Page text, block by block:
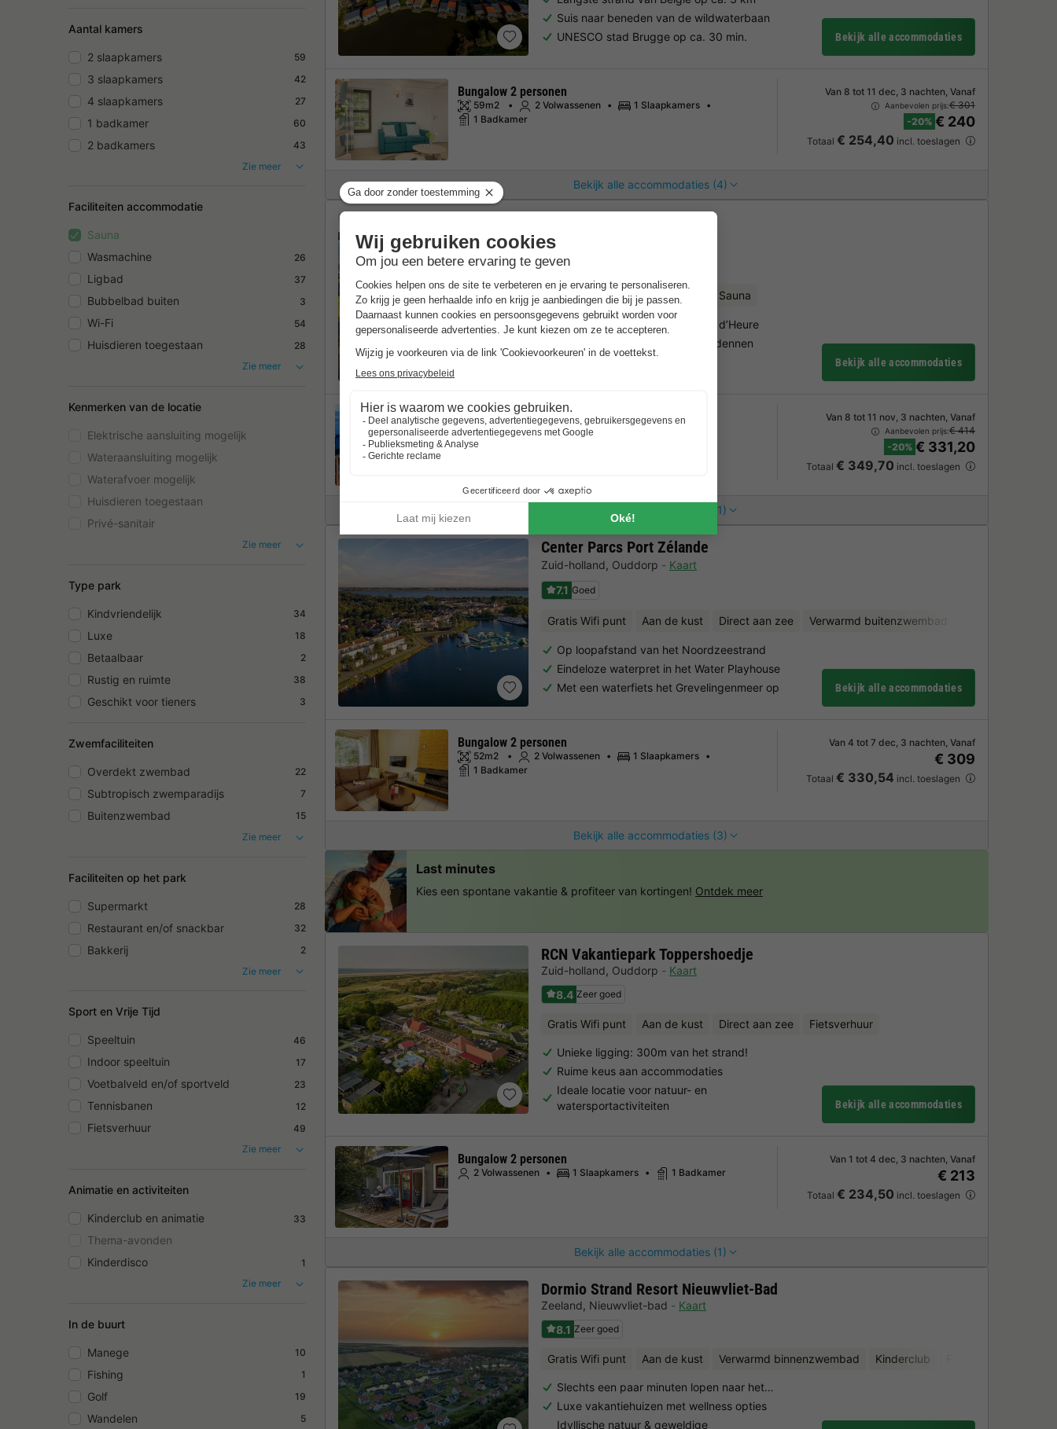
Aantal kamers
2 slaapkamers 59
3 slaapkamers 42
4 slaapkamers 27
1 badkamer 60
2 badkamers
43
Zie meer
Faciliteiten accommodatie
Sauna
Wasmachine
26
Ligbad 37
Bubbelbad buiten 3
Wi-Fi 54
Huisdieren toegestaan
28
Zie meer
Kenmerken van de locatie
Elektrische aansluiting mogelijk
Wateraansluiting mogelijk
Waterafvoer mogelijk
Huisdieren toegestaan
Privé-sanitair
Zie meer
Type park
Kindvriendelijk 34
Luxe 18
Betaalbaar 2
Rustig en ruimte 38
Geschikt voor tieners 3
Zwemfaciliteiten
Overdekt zwembad 22
Subtropisch zwemparadijs 7
Buitenzwembad
15
Zie meer
Faciliteiten op het park
Supermarkt 28
Restaurant en/of snackbar 32
Bakkerij
2
Zie meer
Sport en Vrije Tijd
Speeltuin 46
Indoor speeltuin 17
Voetbalveld en/of sportveld 23
Tennisbanen 12
Fietsverhuur
49
Zie meer
Animatie en activiteiten
Kinderclub en animatie 33
Thema-avonden
Kinderdisco
1
Zie meer
In de buurt
Manege 10
Fishing 1
Golf 19
Wandelen 5
Suis naar beneden van de wildwaterbaan
UNESCO stad Brugge op ca. 30 min.
Bekijk alle accommodaties
Bekijk alle accommodaties (4)
Bungalow 2 personen
59m2 2 Volwassenen
1 Slaapkamers
1 Badkamer
Van 8 tot 11 dec, 3 nachten, Vanaf
Aanbevolen prijs:€ 301
-20% € 240
Totaal € 254,40 incl. toeslagen
★★★★
Wallonië
7.6
Gratis Wifi punt Aan de kust Sauna
Aan de meren van Lac de l’Eau d’Heure
In het hart van de Belgische Ardennen
Bekijk alle accommodaties
Bekijk alle accommodaties (1)
VAKANTIEHUIS 6 personen
115m2 6 Volwassenen
2 Badkamer
Van 8 tot 11 nov, 3 nachten, Vanaf
Aanbevolen prijs:€ 414
-20% € 331,20
Totaal € 349,70 incl. toeslagen
Center Parcs Port Zélande
Zuid-holland, Ouddorp
Kaart
7.1 Goed
Gratis Wifi punt Aan de kust Direct aan zee Verwarmd buitenzwembad
Op loopafstand van het Noordzeestrand
Eindeloze waterpret in het Water Playhouse
Met een waterfiets het Grevelingenmeer op
Bekijk alle accommodaties
Bekijk alle accommodaties (3)
Bungalow 2 personen
52m2 2 Volwassenen
1 Slaapkamers
1 Badkamer
Van 4 tot 7 dec, 3 nachten, Vanaf
€ 309
Totaal € 330,54 incl. toeslagen
RCN Vakantiepark Toppershoedje
Zuid-holland, Ouddorp
Kaart
8.4 Zeer goed
Gratis Wifi punt Aan de kust Direct aan zee Fietsverhuur
Unieke ligging: 300m van het strand!
Ruime keus aan accommodaties
Ideale locatie voor natuur- en
watersportactiviteiten
Bekijk alle accommodaties
Bekijk alle accommodaties (1)
Bungalow 2 personen
2 Volwassenen 1 Slaapkamers 1 Badkamer
Van 1 tot 4 dec, 3 nachten, Vanaf
€ 213
Totaal € 234,50 incl. toeslagen
Dormio Strand Resort Nieuwvliet-Bad
Zeeland, Nieuwvliet-bad
Kaart
8.1 Zeer goed
Gratis Wifi punt Aan de kust Verwarmd binnenzwembad Kinderclub
Slechts een paar minuten lopen naar het…
Luxe vakantiehuizen met wellness opties
Idyllische natuur & geweldige
Last minutes
Kies een spontane vakantie & profiteer van kortingen! Ontdek meer